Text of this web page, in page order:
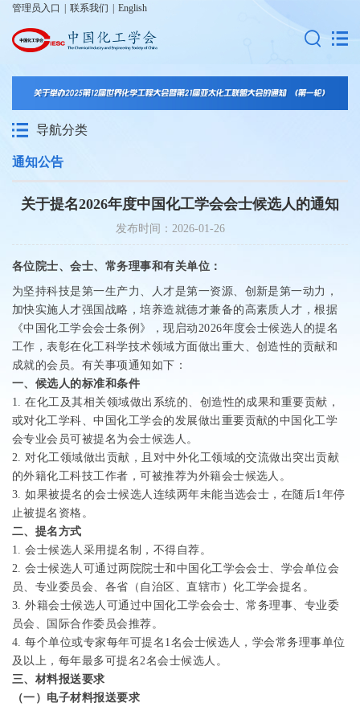
管理员入口 联系我们 English
导航分类
通知公告
关于提名2026年度中国化工学会会士候选人的通知
发布时间：2026-01-26
各位院士、会士、常务理事和有关单位：
为坚持科技是第一生产力、人才是第一资源、创新是第一动力，
加快实施人才强国战略，培养造就德才兼备的高素质人才，根据
《中国化工学会会士条例》，现启动2026年度会士候选人的提名
工作，表彰在化工科学技术领域方面做出重大、创造性的贡献和
成就的会员。有关事项通知如下：
一、候选人的标准和条件
1.在化工及其相关领域做出系统的、创造性的成果和重要贡献，
或对化工学科、中国化工学会的发展做出重要贡献的中国化工学
会专业会员可被提名为会士候选人。
2.对化工领域做出贡献，且对中外化工领域的交流做出突出贡献
的外籍化工科技工作者，可被推荐为外籍会士候选人。
3.如果被提名的会士候选人连续两年未能当选会士，在随后1年停
止被提名资格。
二、提名方式
1.会士候选人采用提名制，不得自荐。
2.会士候选人可通过两院院士和中国化工学会会士、学会单位会
员、专业委员会、各省（自治区、直辖市）化工学会提名。
3.外籍会士候选人可通过中国化工学会会士、常务理事、专业委
员会、国际合作委员会推荐。
4.每个单位或专家每年可提名 1名会士候选人，学会常务理事单位
及以上，每年最多可提名2名会士候选人。
三、材料报送要求
（一）电子材料报送要求